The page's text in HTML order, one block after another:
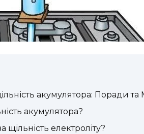
акумулятора: Поради та
акумулятора?
електроліту?